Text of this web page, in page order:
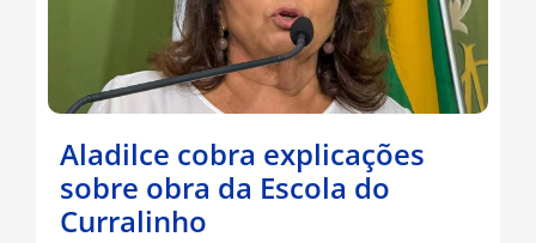
Aladilce cobra explicações
sobre obra da Escola do
Curralinho